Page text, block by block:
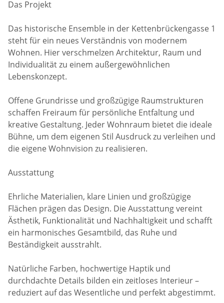
Das Projekt
Das historische Ensemble in der Kettenbrückengasse 1
steht für ein neues Verständnis von modernem
Wohnen. Hier verschmelzen Architektur, Raum und
Individualität zu einem außergewöhnlichen
Lebenskonzept.
Offene Grundrisse und großzügige Raumstrukturen
schaffen Freiraum für persönliche Entfaltung und
kreative Gestaltung. Jeder Wohnraum bietet die ideale
Bühne, um dem eigenen Stil Ausdruck zu verleihen und
die eigene Wohnvision zu realisieren.
Ausstattung
Ehrliche Materialien, klare Linien und großzügige
Flächen prägen das Design. Die Ausstattung vereint
Ästhetik, Funktionalität und Nachhaltigkeit und schafft
ein harmonisches Gesamtbild, das Ruhe und
Beständigkeit ausstrahlt.
Natürliche Farben, hochwertige Haptik und
durchdachte Details bilden ein zeitloses Interieur –
reduziert auf das Wesentliche und perfekt abgestimmt.